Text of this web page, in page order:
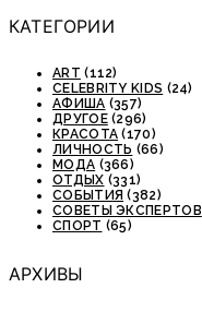
КАТЕГОРИИ
ART (112)
CELEBRITY KIDS (24)
АФИША (357)
ДРУГОЕ(296)
КРАСОТА (170)
ЛИЧНОСТЬ (66)
МОДА (366)
ОТДЫХ (331)
СОБЫТИЯ (382)
СОВЕТЫ ЭКСПЕРТОВ
СПОРТ (65)
АРХИВЫ